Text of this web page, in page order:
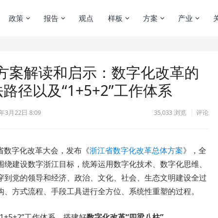
政策 报告 观点 样板 方案 产业
案解读和启示：数字化改革的
径以及“1+5+2”工作体系
3月22日 8:09 35,033浏览 评论
字化改革大会，发布《浙江省数字化改革总体方案》，全
建设数字浙江目标，统筹运用数字化技术、数字化思维、
党的领导和经济、政治、文化、社会、生态文明建设全过
方式流程、手段工具进行全方位、系统性重塑的过程。